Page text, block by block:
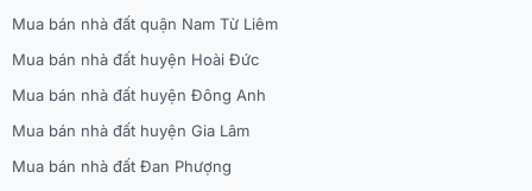
Mua bán nhà đất quận Nam Từ Liêm
Mua bán nhà đất huyện Hoài Đức
Mua bán nhà đất huyện Đông Anh
Mua bán nhà đất huyện Gia Lâm
Mua bán nhà đất Đan Phượng